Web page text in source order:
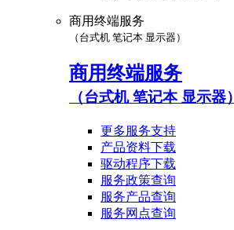
商用终端服务
（台式机 笔记本 显示器）
商用终端服务
（台式机 笔记本 显示器）
更多服务支持
产品资料下载
驱动程序下载
服务政策查询
服务产品查询
服务网点查询